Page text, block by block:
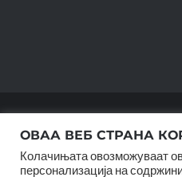
ОВАА ВЕБ СТРАНА
Колачињата овозможуваат
персонализација на